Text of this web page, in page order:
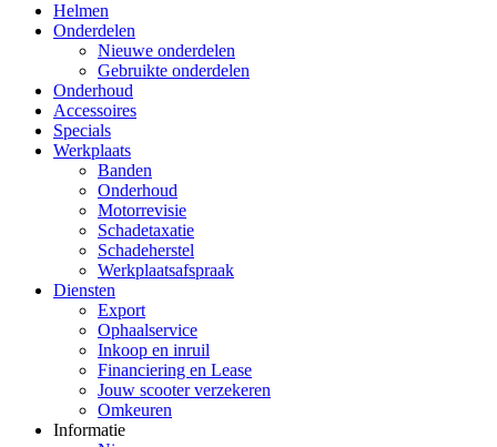
Helmen
Onderdelen
Nieuwe onderdelen
Gebruikte onderdelen
Onderhoud
Accessoires
Specials
Werkplaats
Banden
Onderhoud
Motorrevisie
Schadetaxatie
Schadeherstel
Werkplaatsafspraak
Diensten
Export
Ophaalservice
Inkoop en inruil
Financiering en Lease
Jouw scooter verzekeren
Omkeuren
Informatie